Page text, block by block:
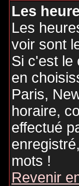
Les
Les
voir sont
Si c'est le
en
Paris,
horaire,
effectué
mots !
Revenir